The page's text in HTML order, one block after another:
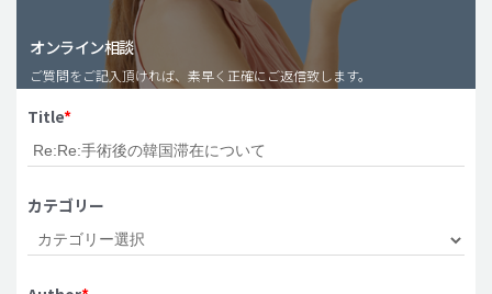
脂肪注入(アンチエイジング)
豊胸手術・バストアップ
プチ整形
脂肪吸引 (大容量)
idニュース
オンライン相談
ご質問をご記入頂ければ、素早く正確にご返信致します。
Title*
カテゴリー